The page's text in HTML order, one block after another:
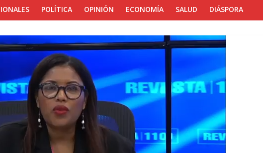
POLÍTICA OPINIÓN ECONOMÍA SALUD DIÁSPORA